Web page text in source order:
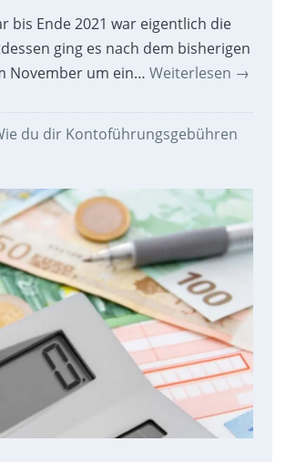
bis Ende 2021 war eigentlich die
ging es nach dem bisherigen
November um ein… Weiterlesen →
du dir Kontoführungsgebühren